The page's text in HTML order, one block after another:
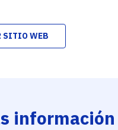
SITIO WEB
información